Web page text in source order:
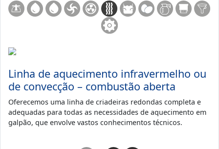
Linha de aquecimento infravermelho ou
de convecção – combustão aberta
Oferecemos uma linha de criadeiras redondas completa e
adequadas para todas as necessidades de aquecimento em
galpão, que envolve vastos conhecimentos técnicos.